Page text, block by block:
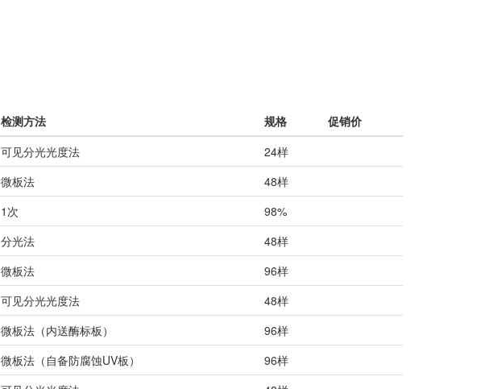
检测方法 规格
促销价
可见分光光度法
24样
微板法
48样
1次
98%
分光法
48样
微板法
96样
可见分光光度法
48样
微板法（内送酶标板）
96样
微板法（自备防腐蚀UV板）
96样